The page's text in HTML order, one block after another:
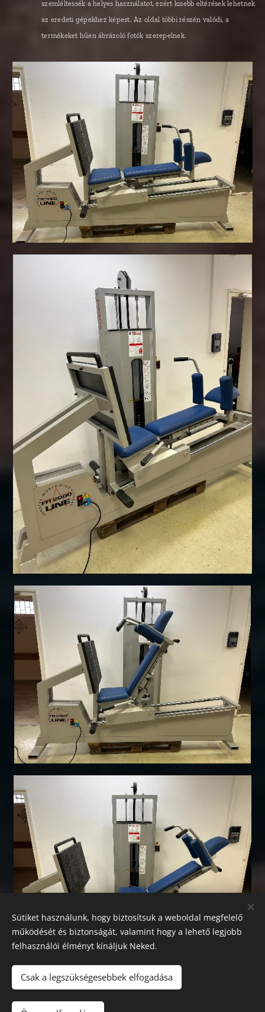
szemléltessék a helyes használatot, ezért kisebb eltérések lehetnek
az eredeti gépekhez képest. Az oldal többi részén valódi, a
termékeket hűen ábrázoló fotók szerepelnek.
Sütiket használunk, hogy biztosítsuk a weboldal megfelelő
működését és biztonságát, valamint hogy a lehető legjobb
felhasználói élményt kínáljuk Neked.
Csak a legszükségesebbek elfogadása